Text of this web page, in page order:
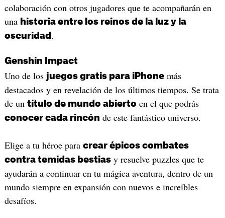
colaboración con otros jugadores que te acompañarán en
una historia entre los reinos de la luz y la
oscuridad .
Genshin Impact
Uno de los juegos gratis para iPhonemás
destacados y en revelación de los últimos tiempos. Se trata
de un título de mundo abierto en el que podrás
conocer cada rincón de este fantástico universo.
Elige a tu héroe para crear épicos combates
contra temidas bestiasy resuelve puzzles que te
ayudarán a continuar en tu mágica aventura, dentro de un
mundo siempre en expansión con nuevos e increíbles
desafíos.